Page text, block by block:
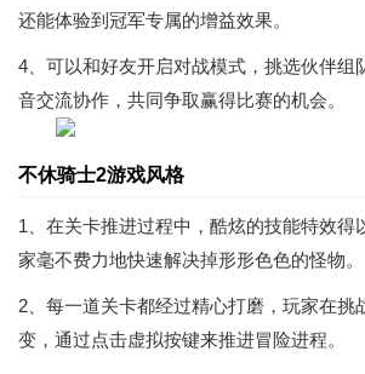
还能体验到冠军专属的增益效果。
4、可以和好友开启对战模式，挑选伙伴组
音交流协作，共同争取赢得比赛的机会。
不休骑士2游戏风格
1、在关卡推进过程中，酷炫的技能特效得
家毫不费力地快速解决掉形形色色的怪物。
2、每一道关卡都经过精心打磨，玩家在挑
变，通过点击虚拟按键来推进冒险进程。